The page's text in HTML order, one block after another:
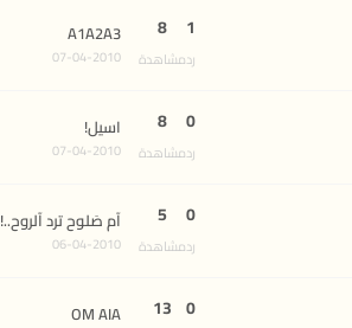
1
رد
8
مشاهدة
A1A2A3
07-04-2010
0
رد
8
مشاهدة
اسيل!
07-04-2010
0
رد
5
مشاهدة
آم صَلوح ترد آلروح..!
06-04-2010
0
13
OM AIA